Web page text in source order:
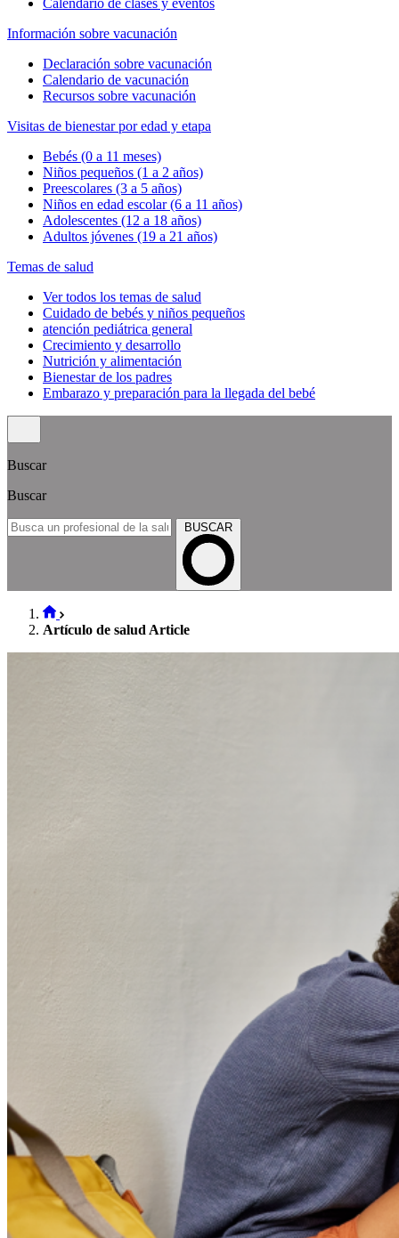
Información sobre vacunación
Declaración sobre vacunación
Calendario de vacunación
Recursos sobre vacunación
Visitas de bienestar por edad y etapa
Bebés (0 a 11 meses)
Niños pequeños (1 a 2 años)
Preescolares (3 a 5 años)
Niños en edad escolar (6 a 11 años)
Adolescentes (12 a 18 años)
Adultos jóvenes (19 a 21 años)
Temas de salud
Ver todos los temas de salud
Cuidado de bebés y niños pequeños
atención pediátrica general
Crecimiento y desarrollo
Nutrición y alimentación
Bienestar de los padres
Embarazo y preparación para la llegada del bebé
Buscar
Buscar
BUSCAR
Artículo de salud Article